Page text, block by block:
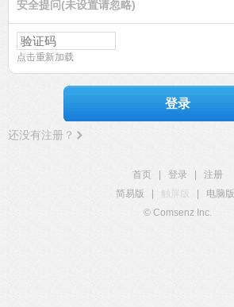
安全提问(未设置请忽略)
点击重新加载
登录
还没有注册？
首页 登录
注册
简易版
触屏版 电脑版
© Comsenz Inc.